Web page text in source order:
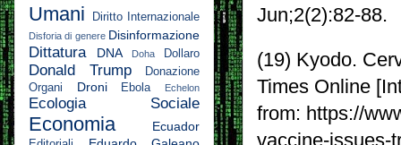
Jun;2(2):82-88.
(19) Kyodo.
Times Online
from: https://
vaccine-issues-
Umani
Diritto Internazionale
Disforia di genere Disinformazione
Dittatura DNA Doha Dollaro
Donald Trump
Donazione
Organi
Droni Ebola Echelon
Ecologia Sociale
Economia Ecuador